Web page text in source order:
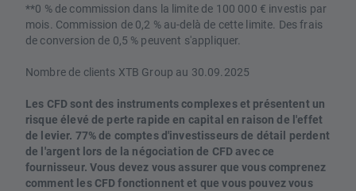
**0 % de commission dans la limite de 100 000 € investis par
mois. Commission de 0,2 % au-delà de cette limite. Des frais
de conversion de 0,5 % peuvent s'appliquer.
Nombre de clients XTB Group au 30.09.2025
Les CFD sont des instruments complexes et présentent un
risque élevé de perte rapide en capital en raison de l'effet
de levier. 77% de comptes d'investisseurs de détail perdent
de l'argent lors de la négociation de CFD avec ce
fournisseur. Vous devez vous assurer que vous comprenez
comment les CFD fonctionnent et que vous pouvez vous